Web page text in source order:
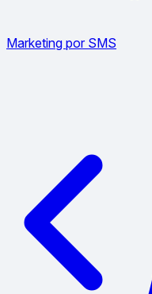
Marketing por SMS